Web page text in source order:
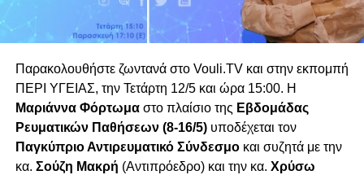
του ιού. Και φυσικά, η επιμονή σε μέτρα όπως η
γενικευμένη χρήση μάσκας, ακόμη και σε περιβάλλον
Αφορμή για αυτό το άρθρο αποτέλεσαν τα
κατεξακολούθηση άρθρα διακεκριμένων γιατρών και
λοιμωξιολόγων, οι οποίοι εξέφρασαν την ανησυχία τους
για την υπερβολή των μέτρων, την υποχρεωτικότητα των
εμβολιασμών, καθώς και για την
Παρακολουθήστε ζωντανά στο Vouli.TV και στην εκπομπή
ΠΕΡΙ ΥΓΕΙΑΣ, την Τετάρτη 12/5 και ώρα 15:00. Η
Μαριάννα Φόρτωμαστο πλαίσιο της Εβδομάδας
Ρευματικών Παθήσεων (8-16/5)υποδέχεται τον
Παγκύπριο Αντιρευματικό Σύνδεσμοκαι συζητά με την
κα. Σούζη Μακρή (Αντιπρόεδρο) και την κα. Χρύσω